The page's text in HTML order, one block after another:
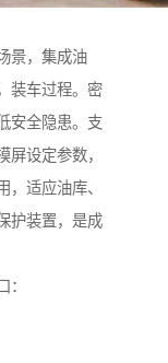
景，集成油
装车过程。密
安全隐患。支
设定参数，
，适应油库、
护装置，是成